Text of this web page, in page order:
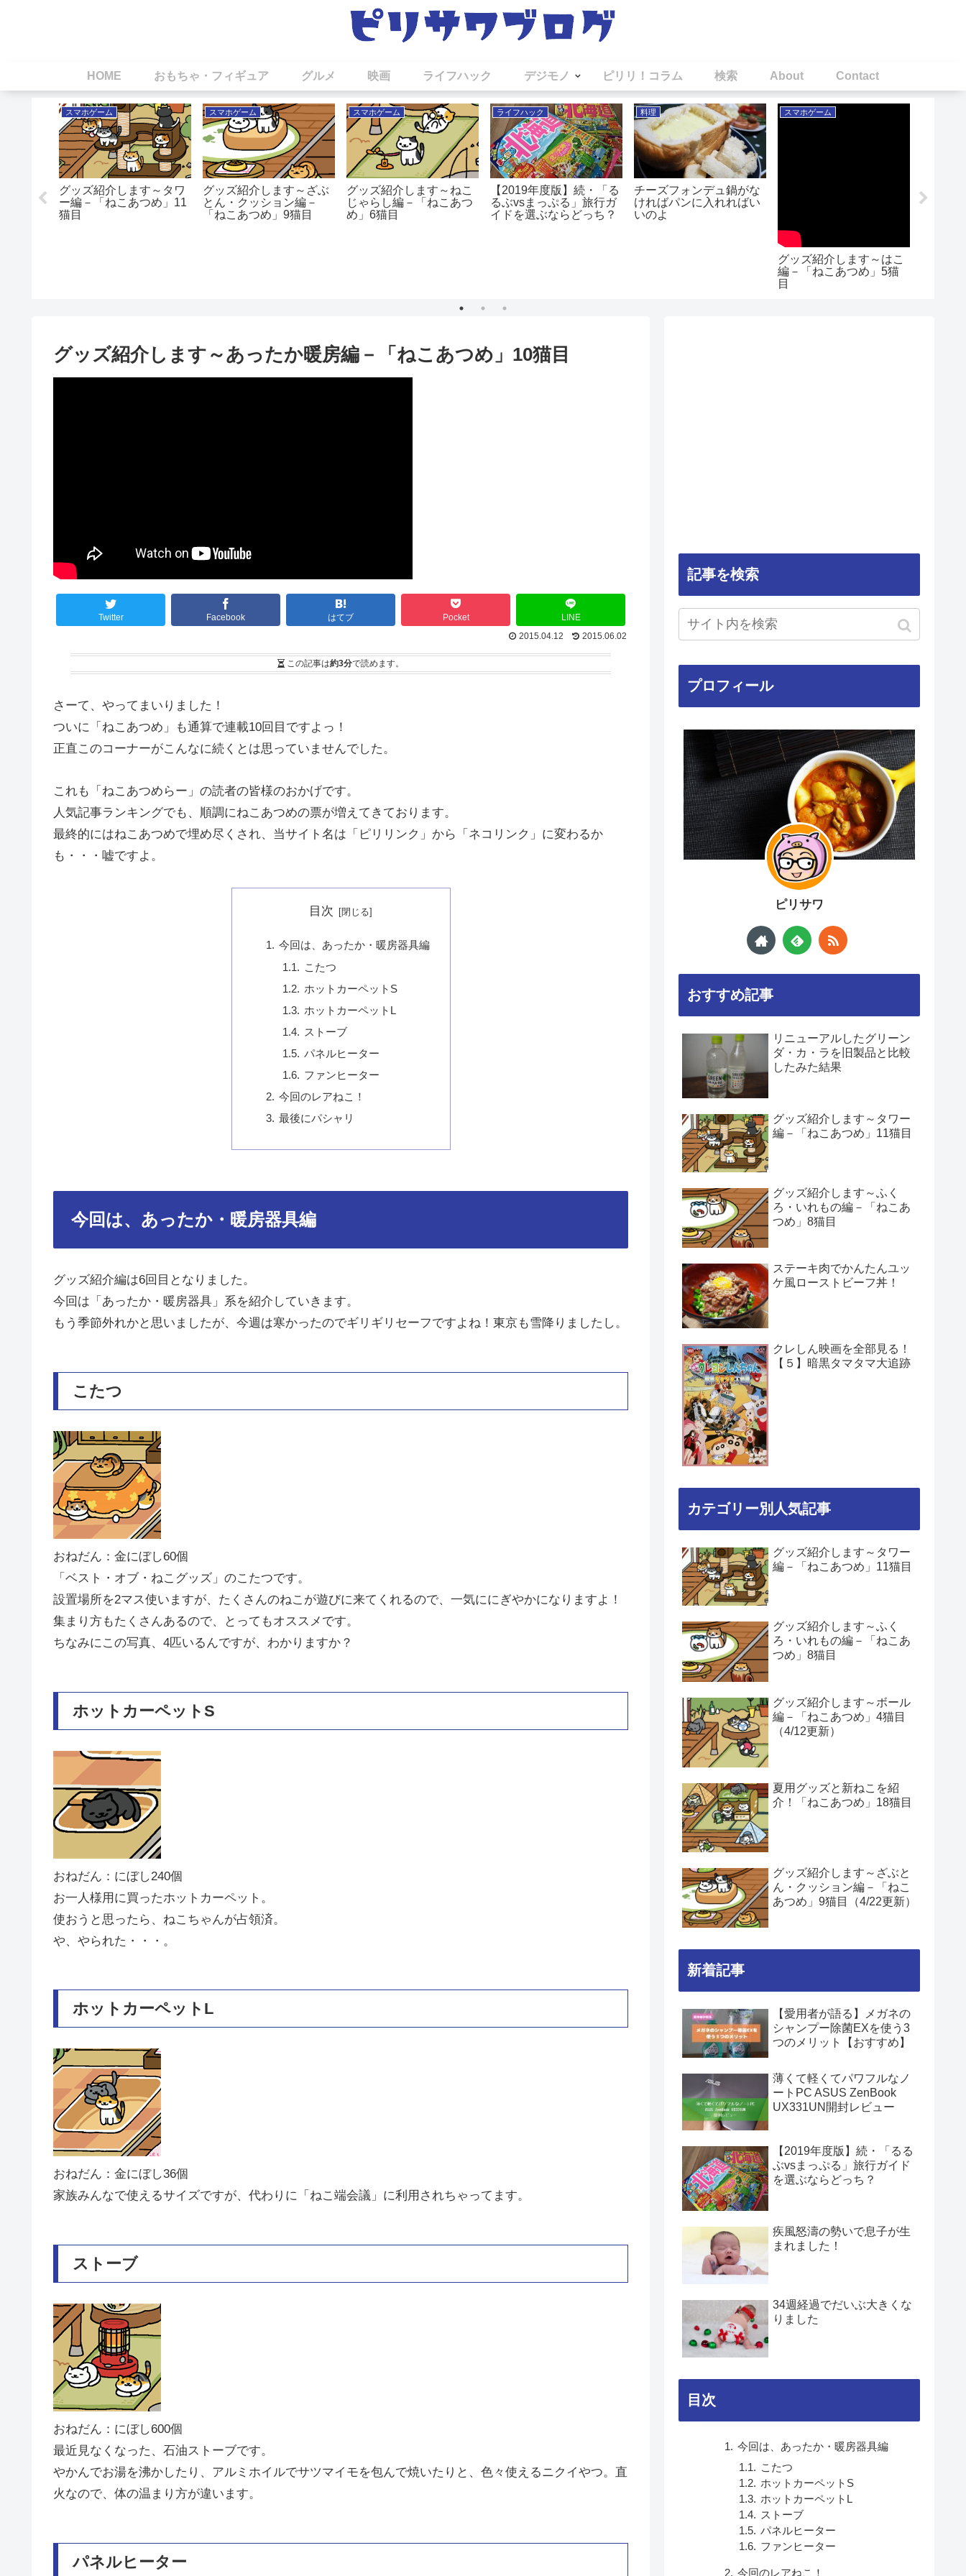
HOME おもちゃ・フィギュア グルメ 映画 ライフハック デジモノ ピリリ！コラム 検索 About Contact
スマホゲーム
グッズ紹介します～タワ
ー編－「ねこあつめ」11
猫目
スマホゲーム
グッズ紹介します～ざぶ
とん・クッション編－
「ねこあつめ」9猫目
スマホゲーム
グッズ紹介します～ねこ
じゃらし編－「ねこあつ
め」6猫目
ライフハック
【2019年度版】続・「る
るぶvsまっぷる」旅行ガ
イドを選ぶならどっち？
料理
チーズフォンデュ鍋がな
ければパンに入れればい
いのよ
スマホゲーム
グッズ紹介します～はこ
編－「ねこあつめ」5猫
目
ステー
ッケ風
グッズ紹介します～あったか暖房編－「ねこあつめ」10猫目
Twitter Facebook はてブ Pocket
LINE
2015.06.02
2015.04.12
この記事は約3分で読めます。
さーて、やってまいりました！
ついに「ねこあつめ」も通算で連載10回目ですよっ！
正直このコーナーがこんなに続くとは思っていませんでした。
これも「ねこあつめらー」の読者の皆様のおかげです。
人気記事ランキングでも、順調にねこあつめの票が増えてきております。
最終的にはねこあつめで埋め尽くされ、当サイト名は「ピリリンク」から「ネコリンク」に変わるか
も・・・嘘ですよ。
目次
今回は、あったか・暖房器具編
こたつ
ホットカーペットS
ホットカーペットL
ストーブ
パネルヒーター
ファンヒーター
今回のレアねこ！
最後にパシャリ
今回は、あったか・暖房器具編
グッズ紹介編は6回目となりました。
今回は「あったか・暖房器具」系を紹介していきます。
もう季節外れかと思いましたが、今週は寒かったのでギリギリセーフですよね！東京も雪降りましたし。
こたつ
おねだん：金にぼし60個
「ベスト・オブ・ねこグッズ」のこたつです。
設置場所を2マス使いますが、たくさんのねこが遊びに来てくれるので、一気ににぎやかになりますよ！
集まり方もたくさんあるので、とってもオススメです。
ちなみにこの写真、4匹いるんですが、わかりますか？
ホットカーペットS
おねだん：にぼし240個
お一人様用に買ったホットカーペット。
使おうと思ったら、ねこちゃんが占領済。
や、やられた・・・。
ホットカーペットL
おねだん：金にぼし36個
家族みんなで使えるサイズですが、代わりに「ねこ端会議」に利用されちゃってます。
ストーブ
おねだん：にぼし600個
最近見なくなった、石油ストーブです。
やかんでお湯を沸かしたり、アルミホイルでサツマイモを包んで焼いたりと、色々使えるニクイやつ。直
火なので、体の温まり方が違います。
パネルヒーター
記事を検索
プロフィール
ピリサワ
おすすめ記事
リニューアルしたグリーン
ダ・カ・ラを旧製品と比較
したみた結果
グッズ紹介します～タワー
編－「ねこあつめ」11猫目
グッズ紹介します～ふく
ろ・いれもの編－「ねこあ
つめ」8猫目
ステーキ肉でかんたんユッ
ケ風ローストビーフ丼！
クレしん映画を全部見る！
【５】暗黒タマタマ大追跡
カテゴリー別人気記事
グッズ紹介します～タワー
編－「ねこあつめ」11猫目
グッズ紹介します～ふく
ろ・いれもの編－「ねこあ
つめ」8猫目
グッズ紹介します～ボール
編－「ねこあつめ」4猫目
（4/12更新）
夏用グッズと新ねこを紹
介！「ねこあつめ」18猫目
グッズ紹介します～ざぶと
ん・クッション編－「ねこ
あつめ」9猫目（4/22更新）
新着記事
【愛用者が語る】メガネの
シャンプー除菌EXを使う3
つのメリット【おすすめ】
薄くて軽くてパワフルなノ
ートPC ASUS ZenBook
UX331UN開封レビュー
【2019年度版】続・「るる
ぶvsまっぷる」旅行ガイド
を選ぶならどっち？
疾風怒濤の勢いで息子が生
まれました！
34週経過でだいぶ大きくな
りました
目次
今回は、あったか・暖房器具編
こたつ
ホットカーペットS
ホットカーペットL
ストーブ
パネルヒーター
ファンヒーター
今回のレアねこ！